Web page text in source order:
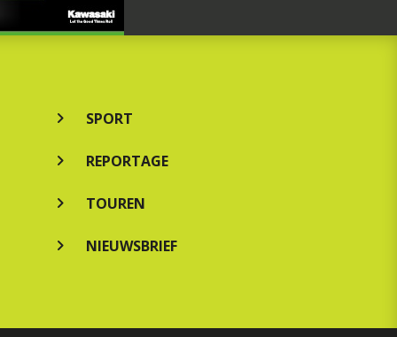
SPORT
REPORTAGE
TOUREN
NIEUWSBRIEF